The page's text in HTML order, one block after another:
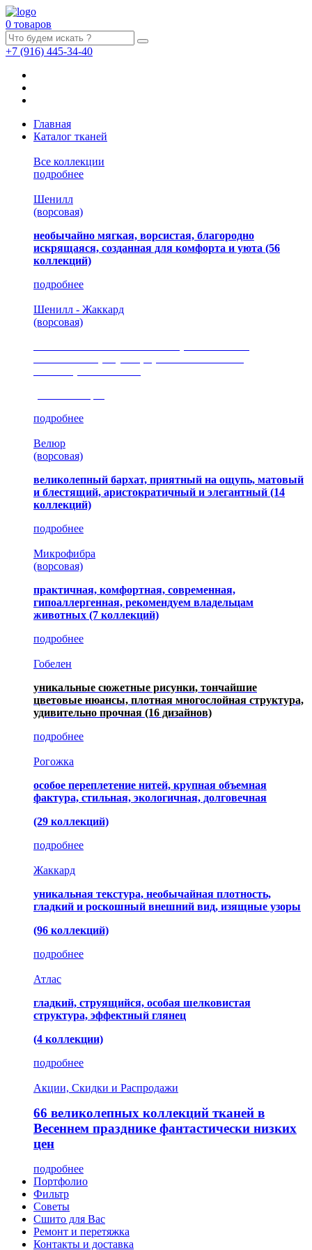
0 товаров
+7 (916) 445-34-40
Главная
Каталог тканей
Все коллекции
подробнее
Шенилл
(ворсовая)
необычайно мягкая, ворсистая, благородно
искрящаяся, созданная для комфорта и уюта (56
коллекций)
подробнее
Шенилл - Жаккард
(ворсовая)
подробнее
Велюр
(ворсовая)
великолепный бархат, приятный на ощупь, матовый
и блестящий, аристократичный и элегантный (14
коллекций)
подробнее
Микрофибра
(ворсовая)
практичная, комфортная, современная,
гипоаллергенная, рекомендуем владельцам
животных (7 коллекций)
подробнее
Гобелен
уникальные сюжетные рисунки, тончайшие
цветовые нюансы, плотная многослойная структура,
удивительно прочная (16 дизайнов)
подробнее
Рогожка
особое переплетение нитей, крупная объемная
фактура, стильная, экологичная, долговечная
(29 коллекций)
подробнее
Жаккард
уникальная текстура, необычайная плотность,
гладкий и роскошный внешний вид, изящные узоры
(96 коллекций)
подробнее
Атлас
гладкий, струящийся, особая шелковистая
структура, эффектный глянец
(4 коллекции)
подробнее
Акции, Скидки и Распродажи
66 великолепных коллекций тканей в
Весеннем празднике фантастически низких
цен
подробнее
Портфолио
Фильтр
Советы
Сшито для Вас
Ремонт и перетяжка
Контакты и доставка